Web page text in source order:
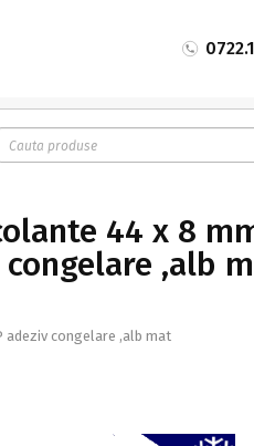
44 x 8
congelare ,alb
adeziv congelare ,alb mat